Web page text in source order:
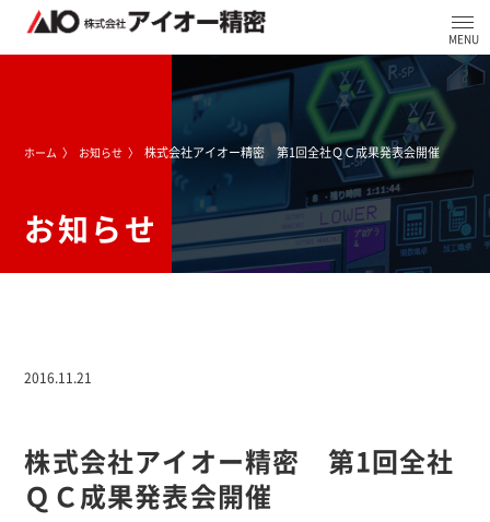
ホーム お知らせ 株式会社アイオー精密 第1回全社ＱＣ成果発表会開催
お知らせ
2016.11.21
株式会社アイオー精密 第1回全社
ＱＣ成果発表会開催